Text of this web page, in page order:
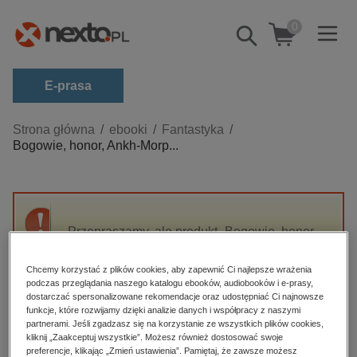
Pokaż/schowaj
wyszukiwarkę
0
E-prasa
Kategorie
Zobacz wszystkie E-prasa
budownictwo, aranżacja wnętrz
darmowe wydania
edukacja
hobby, sport, rozrywka
komputery, internet, technologie, informatyka
Strona główna ebooki
Fantastyka
Bogowie, honor, Ankh-Morp...
Przepraszamy, ale produkt „Bogowie, honor,
High-contrast mode
Polecane
Chcemy korzystać z plików cookies, aby zapewnić Ci najlepsze wrażenia
podczas przeglądania naszego katalogu ebooków, audiobooków i e-prasy,
dostarczać spersonalizowane rekomendacje oraz udostępniać Ci najnowsze
funkcje, które rozwijamy dzięki analizie danych i współpracy z naszymi
partnerami. Jeśli zgadzasz się na korzystanie ze wszystkich plików cookies,
kliknij „Zaakceptuj wszystkie”. Możesz również dostosować swoje
preferencje, klikając „Zmień ustawienia”. Pamiętaj, że zawsze możesz